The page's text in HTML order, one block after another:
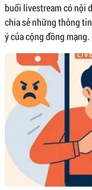
buổi livestream có nội
chia sẻ những thông
ý của cộng đồng